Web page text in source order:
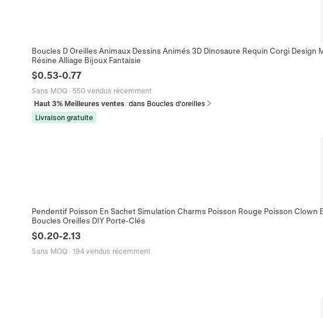
Boucles D Oreilles Animaux Dessins Animés 3D Dinosaure Requin Corgi Design
Résine Alliage Bijoux Fantaisie
$0.53-0.77
Sans MOQ· 550 vendus récemment
Haut 3% Meilleures ventes dans Boucles d'oreilles
Livraison gratuite
Pendentif Poisson En Sachet Simulation Charms Poisson Rouge Poisson Clown
Boucles Oreilles DIY Porte-Clés
$0.20-2.13
Sans MOQ· 194 vendus récemment